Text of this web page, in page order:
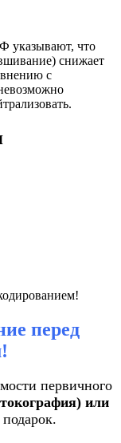
указывают, что
снижает
с
перед
первичного
или